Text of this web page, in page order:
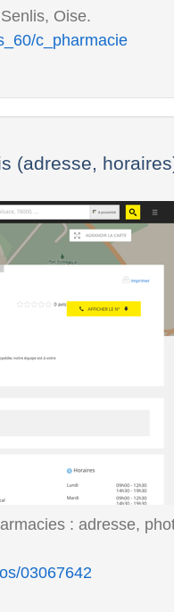
Oise.
c_pharmacie
(adresse,
: adresse,
03067642